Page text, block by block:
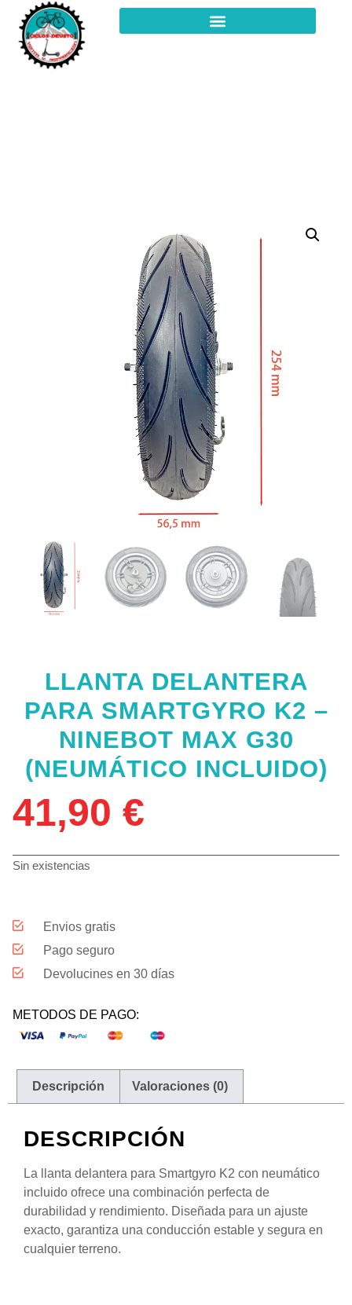
LLANTA DELANTERA
PARA SMARTGYRO K2 –
NINEBOT MAX G30
(NEUMÁTICO INCLUIDO)
41,90 €
Sin existencias
Envios gratis
Pago seguro
Devolucines en 30 días
METODOS DE PAGO:
Descripción Valoraciones (0)
DESCRIPCIÓN
La llanta delantera para Smartgyro K2 con neumático
incluido ofrece una combinación perfecta de
durabilidad y rendimiento. Diseñada para un ajuste
exacto, garantiza una conducción estable y segura en
cualquier terreno.